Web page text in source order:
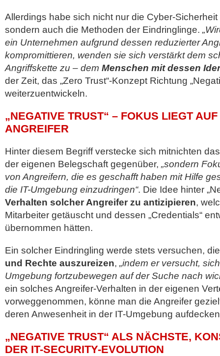
Allerdings habe sich nicht nur die Cyber-
sondern auch die Methoden der Eindringlinge.
ein Unternehmen aufgrund dessen reduzierter
kompromittieren, wenden sie sich verstärkt dem
Angriffskette zu – dem Menschen mit dessen
der Zeit, das „Zero Trust“-Konzept Richtung
weiterzuentwickeln.
„NEGATIVE TRUST“ – FOKUS LIEGT
ANGREIFER
Hinter diesem Begriff verstecke sich mitnichten
der eigenen Belegschaft gegenüber, „sondern
von Angreifern, die es geschafft haben mit Hilfe
die IT-Umgebung einzudringen“. Die Idee hinter
Verhalten solcher Angreifer zu antizipieren,
Mitarbeiter getäuscht und dessen „Credentials“
übernommen hätten.
Ein solcher Eindringling werde stets versuchen,
und Rechte auszureizen, „indem er versucht,
Umgebung fortzubewegen auf der Suche nach
ein solches Angreifer-Verhalten in der eigenen
vorweggenommen, könne man die Angreifer
deren Anwesenheit in der IT-Umgebung
„NEGATIVE TRUST“ ALS NÄCHSTE,
DER IT-SECURITY-EVOLUTION